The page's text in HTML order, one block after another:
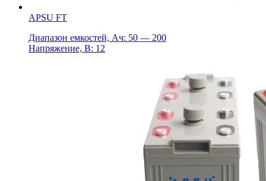
APSU FT
Диапазон емкостей, Ач: 50 — 200
Напряжение, В: 12